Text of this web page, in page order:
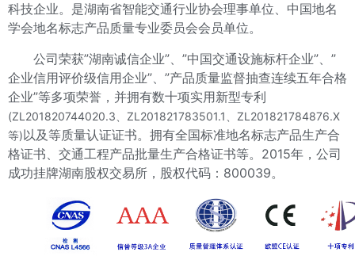
科技企业。是湖南省智能交通行业协会理事单位、中国地名
学会地名标志产品质量专业委员会会员单位。
公司荣获”湖南诚信企业”、”中国交通设施标杆企业”、”
企业信用评价级信用企业”、”产品质量监督抽查连续五年合格
企业”等多项荣誉，并拥有数十项实用新型专利
(ZL201820744020.3、ZL201821783501.1、ZL201821784876.X
等)以及等质量认证证书。拥有全国标准地名标志产品生产合
格证书、交通工程产品批量生产合格证书等。2015年，公司
成功挂牌湖南股权交易所，股权代码：800039。